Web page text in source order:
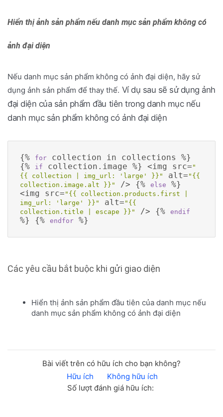
Hiển thị ảnh sản phẩm nếu danh mục sản phẩm không có
ảnh đại diện
Nếu danh mục sản phẩm không có ảnh đại diện, hãy sử
dụng ảnh sản phẩm để thay thế. Ví dụ sau sẽ sử dụng ảnh
đại diện của sản phẩm đầu tiên trong danh mục nếu
danh mục sản phẩm không có ảnh đại diện
{% for
collection in collections %}
{%
if collection.image %} <img src= "
{{ collection | img_url: 'large' }}"
alt= "{{
collection.image.alt }}"
/> {% else
%}
<img src= "{{ collection.products.first |
img_url: 'large' }}"
alt= "{{
collection.title | escape }}"
/> {% endif
%} {% endfor %}
Các yêu cầu bắt buộc khi gửi giao diện
Hiển thị ảnh sản phẩm đầu tiên của danh mục nếu
danh mục sản phẩm không có ảnh đại diện
Bài viết trên có hữu ích cho bạn không?
Hữu ích
Không hữu ích
Số lượt đánh giá hữu ích: